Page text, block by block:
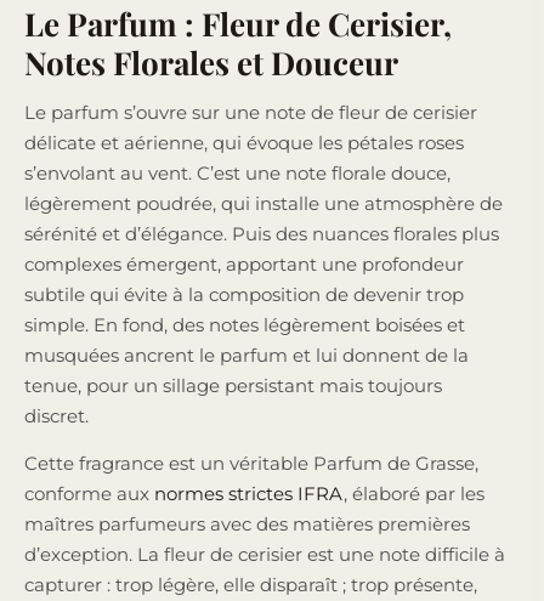
Le Parfum : Fleur de Cerisier,
Notes Florales et Douceur
Le parfum s’ouvre sur une note de fleur de cerisier
délicate et aérienne, qui évoque les pétales roses
s’envolant au vent. C’est une note florale douce,
légèrement poudrée, qui installe une atmosphère de
sérénité et d’élégance. Puis des nuances florales plus
complexes émergent, apportant une profondeur
subtile qui évite à la composition de devenir trop
simple. En fond, des notes légèrement boisées et
musquées ancrent le parfum et lui donnent de la
tenue, pour un sillage persistant mais toujours
discret.
Cette fragrance est un véritable Parfum de Grasse,
conforme aux normes strictes IFRA, élaboré par les
maîtres parfumeurs avec des matières premières
d’exception. La fleur de cerisier est une note difficile à
capturer : trop légère, elle disparaît ; trop présente,